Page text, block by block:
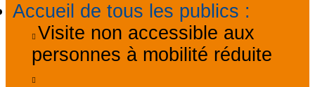
Accueil de tous les publics :
Visite non accessible aux
personnes à mobilité réduite